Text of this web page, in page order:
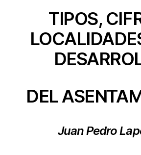
TIPOS,
DEL
Juan Pedro